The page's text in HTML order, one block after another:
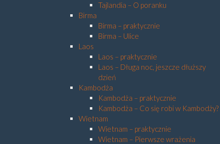
Tajlandia – O poranku
Birma
Birma – praktycznie
Birma – Ulice
Laos
Laos – praktycznie
Laos – Długa noc, jeszcze dłuższy
dzień
Kambodża
Kambodża – praktycznie
Kambodża – Co się robi w Kambodży?
Wietnam
Wietnam – praktycznie
Wietnam – Pierwsze wrażenia